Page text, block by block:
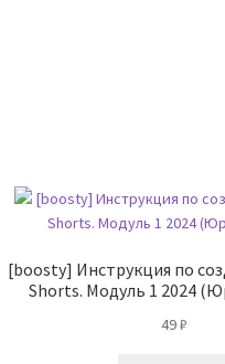
[boosty] Инструкция по
Shorts. Модуль 1 2024
49₽